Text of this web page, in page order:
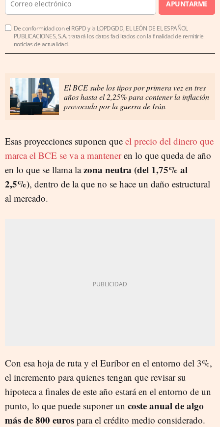
APUNTARME
De conformidad con el RGPD y la LOPDGDD, EL LEÓN DE EL ESPAÑOL
PUBLICACIONES, S.A. tratará los datos facilitados con la finalidad de remitirle
noticias de actualidad.
El BCE sube los tipos por primera vez en tres
años hasta el 2,25% para contener la inflación
provocada por la guerra de Irán
Esas proyecciones suponen que el precio del dinero que
marca el BCE se va a manteneren lo que queda de año
en lo que se llama lazona neutra (del 1,75% al
2,5%), dentro de la que no se hace un daño estructural
al mercado.
Con esa hoja de ruta y el Euríbor en el entorno del 3%,
el incremento para quienes tengan que revisar su
hipoteca a finales de este año estará en el entorno de un
punto, lo que puede suponer un coste anual de algo
más de 800 euros para el crédito medio considerado.